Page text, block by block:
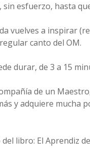
sin esfuerzo, hasta
vuelves a inspirar
canto del OM.
durar, de 3 a 15
de un
y adquiere mucha
libro: El Aprendiz